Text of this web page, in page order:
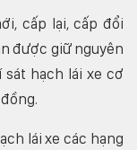
cấp lại, cấp đổi
được giữ nguyên
sát hạch lái xe cơ
lái xe các hạng